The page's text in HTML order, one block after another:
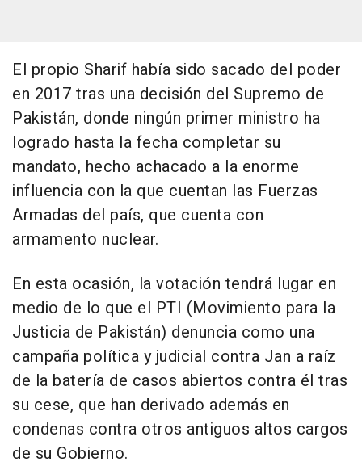
El propio Sharif había sido sacado del poder
en 2017 tras una decisión del Supremo de
Pakistán, donde ningún primer ministro ha
logrado hasta la fecha completar su
mandato, hecho achacado a la enorme
influencia con la que cuentan las Fuerzas
Armadas del país, que cuenta con
armamento nuclear.
En esta ocasión, la votación tendrá lugar en
medio de lo que el PTI (Movimiento para la
Justicia de Pakistán) denuncia como una
campaña política y judicial contra Jan a raíz
de la batería de casos abiertos contra él tras
su cese, que han derivado además en
condenas contra otros antiguos altos cargos
de su Gobierno.